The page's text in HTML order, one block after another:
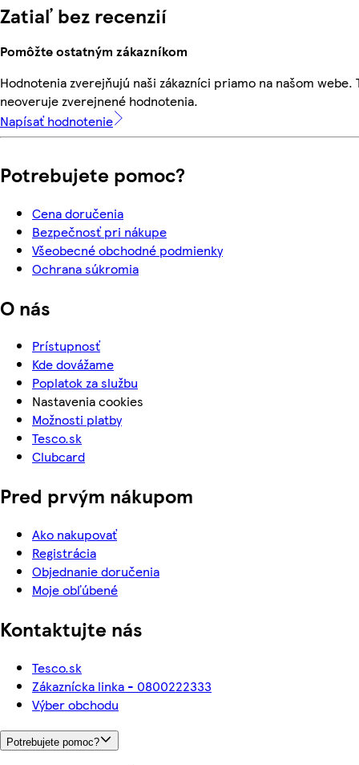
Zatiaľ bez recenzií
Pomôžte ostatným zákazníkom
Hodnotenia zverejňujú naši zákazníci priamo na našom webe.
neoveruje zverejnené hodnotenia.
Napísať hodnotenie
Potrebujete pomoc?
Cena doručenia
Bezpečnosť pri nákupe
Všeobecné obchodné podmienky
Ochrana súkromia
O nás
Prístupnosť
Kde dovážame
Poplatok za službu
Nastavenia cookies
Možnosti platby
Tesco.sk
Clubcard
Pred prvým nákupom
Ako nakupovať
Registrácia
Objednanie doručenia
Moje obľúbené
Kontaktujte nás
Tesco.sk
Zákaznícka linka - 0800222333
Výber obchodu
Potrebujete pomoc?